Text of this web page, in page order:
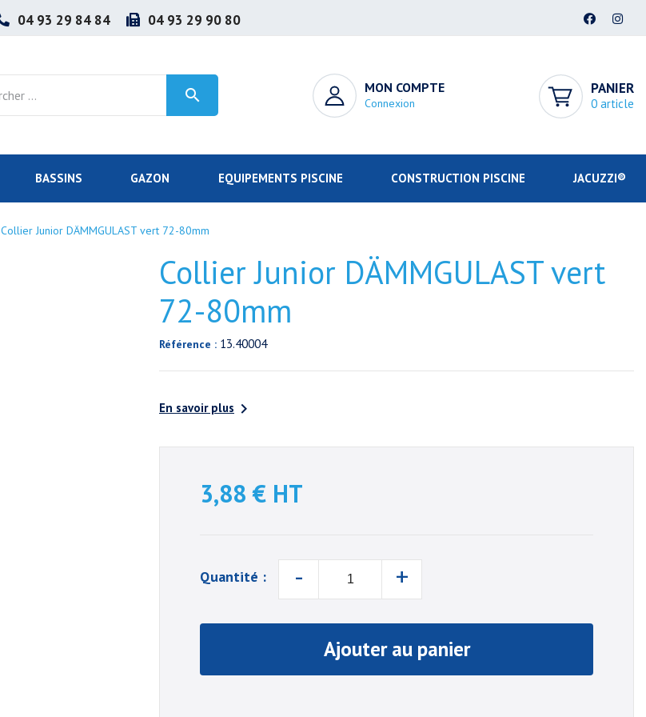
04 93 29 84 84 04 93 29 90 80
 MON COMPTE
Connexion
PANIER
0 article
BASSINS GAZON EQUIPEMENTS PISCINE CONSTRUCTION PISCINE JACUZZI®
Collier Junior DÄMMGULAST vert 72-80mm
Collier Junior DÄMMGULAST vert
72-80mm
Référence : 13.40004
En savoir plus 
3,88 € HT
Quantité : - +
Ajouter au panier